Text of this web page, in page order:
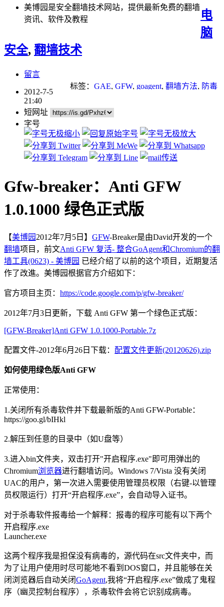
美博园是安全翻墙技术网站，提供最新免费的翻墙
资讯、软件及教程
电
脑
安全, 翻墙技术
留言
标签： GAE, GFW, goagent, 翻墙方法, 防毒
2012-7-5
21:40
短网址
字号
Gfw-breaker：Anti GFW
1.0.1000 绿色正式版
【美博园 2012年7月5日】 GFW-Breaker是由David开发的一个
翻墙项目，前文Anti GFW 复活- 整合GoAgent和Chromium的翻
墙工具(0623) - 美博园 已经介绍了以前的这个项目，近期复活
作了改進。美博园根据官方介绍如下：
官方项目主页： https://code.google.com/p/gfw-breaker/
2012年7月3日更新，下载 Anti GFW 第一个绿色正式版：
[GFW-Breaker]Anti GFW 1.0.1000-Portable.7z
配置文件-2012年6月26日下载： 配置文件更新(20120626).zip
如何使用绿色版Anti GFW
正常使用：
1.关闭所有杀毒软件并下载最新版的Anti GFW-Portable：
https://goo.gl/bIHkl
2.解压到任意的目录中（如U盘等）
3.进入bin文件夹，双击打开"开启程序.exe"即可用弹出的
Chromium浏览器进行翻墙访问。Windows 7/Vista 没有关闭
UAC的用户，第一次进入需要使用管理员权限（右键-以管理
员权限运行）打开“开启程序.exe”，会自动导入证书。
对于杀毒软件报毒给一个解释：报毒的程序可能有以下两个
开启程序.exe
Launcher.exe
这两个程序我是担保没有病毒的，源代码在src文件夹中，而
为了让用户使用时尽可能地不看到DOS窗口，并且能够在关
闭浏览器后自动关闭GoAgent,我将“开启程序.exe”做成了鬼程
序（幽灵控制台程序），杀毒软件会将它识别成病毒。